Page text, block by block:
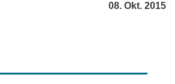
08. Okt. 2015